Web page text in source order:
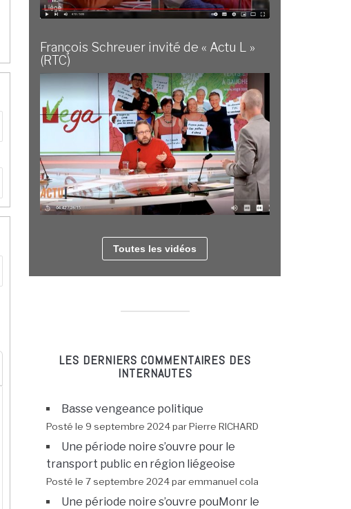
François Schreuer invité de « Actu L »
(RTC)
Toutes les vidéos
LES DERNIERS COMMENTAIRES DES
INTERNAUTES
Basse vengeance politique
Posté le 9 septembre 2024 par Pierre RICHARD
Une période noire s’ouvre pour le
transport public en région liégeoise
Posté le 7 septembre 2024 par emmanuel cola
Une période noire s’ouvre pouMonr le